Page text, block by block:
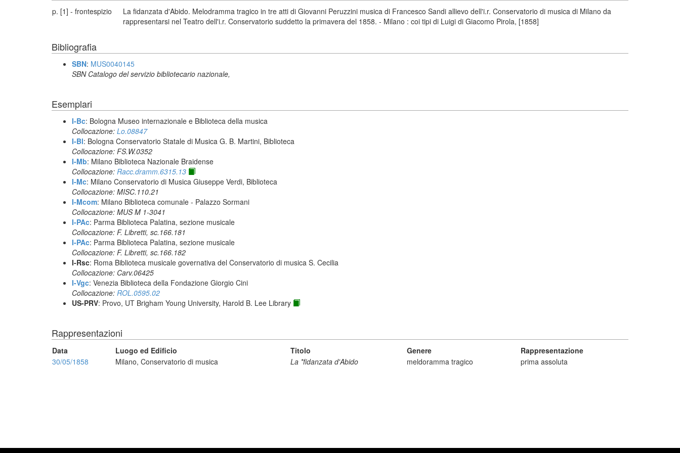
p. [1] - frontespizio
La fidanzata d'Abido. Melodramma tragico in tre atti di Giovanni Peruzzini musica di Francesco Sandi allievo dell'i.r. Conservatorio di musica di Milano da
rappresentarsi nel Teatro dell'i.r. Conservatorio suddetto la primavera del 1858. - Milano : coi tipi di Luigi di Giacomo Pirola, [1858]
Bibliografia
SBN: MUS0040145
SBN Catalogo del servizio bibliotecario nazionale,
Esemplari
I-Bc: Bologna Museo internazionale e Biblioteca della musica
Collocazione: Lo.08847
I-Bl: Bologna Conservatorio Statale di Musica G. B. Martini, Biblioteca
Collocazione: FS.W.0352
I-Mb: Milano Biblioteca Nazionale Braidense
Collocazione: Racc.dramm.6315.13
I-Mc: Milano Conservatorio di Musica Giuseppe Verdi, Biblioteca
Collocazione: MISC.110.21
I-Mcom: Milano Biblioteca comunale - Palazzo Sormani
Collocazione: MUS M 1-3041
I-PAc: Parma Biblioteca Palatina, sezione musicale
Collocazione: F. Libretti, sc.166.181
I-PAc: Parma Biblioteca Palatina, sezione musicale
Collocazione: F. Libretti, sc.166.182
I-Rsc: Roma Biblioteca musicale governativa del Conservatorio di musica S. Cecilia
Collocazione: Carv.06425
I-Vgc: Venezia Biblioteca della Fondazione Giorgio Cini
Collocazione: ROL.0595.02
US-PRV: Provo, UT Brigham Young University, Harold B. Lee Library
Rappresentazioni
Data Luogo ed Edificio Titolo Genere
Rappresentazione
30/05/1858
Milano, Conservatorio di musica La *fidanzata d'Abido meldoramma tragico prima assoluta